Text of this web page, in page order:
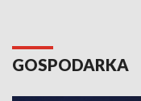
GOSPODARKA